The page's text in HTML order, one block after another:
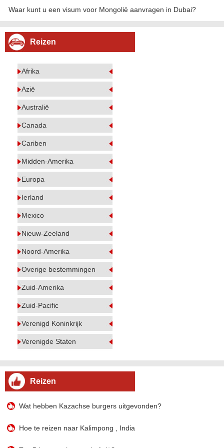
Waar kunt u een visum voor Mongolië aanvragen in Dubai?
Reizen
Afrika
Azië
Australië
Canada
Cariben
Midden-Amerika
Europa
Ierland
Mexico
Nieuw-Zeeland
Noord-Amerika
Overige bestemmingen
Zuid-Amerika
Zuid-Pacific
Verenigd Koninkrijk
Verenigde Staten
Reizen
Wat hebben Kazachse burgers uitgevonden?
Hoe te reizen naar Kalimpong , India